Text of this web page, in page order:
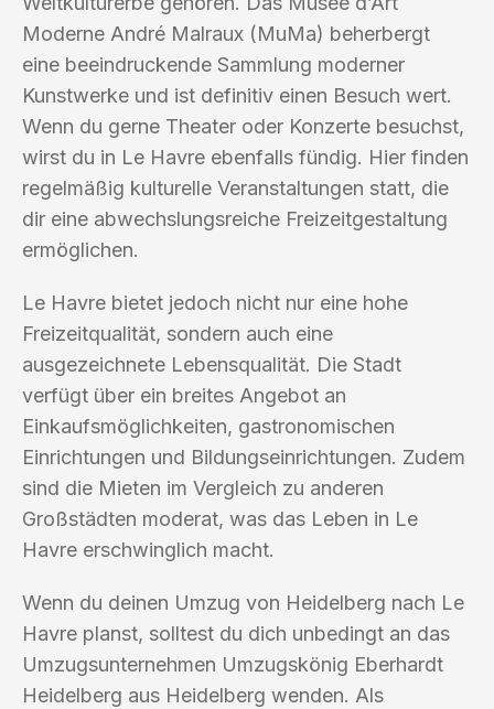
Moderne André Malraux (MuMa) beherbergt
eine beeindruckende Sammlung moderner
Kunstwerke und ist definitiv einen Besuch wert.
Wenn du gerne Theater oder Konzerte besuchst,
wirst du in Le Havre ebenfalls fündig. Hier finden
regelmäßig kulturelle Veranstaltungen statt, die
dir eine abwechslungsreiche Freizeitgestaltung
ermöglichen.
Le Havre bietet jedoch nicht nur eine hohe
Freizeitqualität, sondern auch eine
ausgezeichnete Lebensqualität. Die Stadt
verfügt über ein breites Angebot an
Einkaufsmöglichkeiten, gastronomischen
Einrichtungen und Bildungseinrichtungen. Zudem
sind die Mieten im Vergleich zu anderen
Großstädten moderat, was das Leben in Le
Havre erschwinglich macht.
Wenn du deinen Umzug von Heidelberg nach Le
Havre planst, solltest du dich unbedingt an das
Umzugsunternehmen Umzugskönig Eberhardt
Heidelberg aus Heidelberg wenden. Als